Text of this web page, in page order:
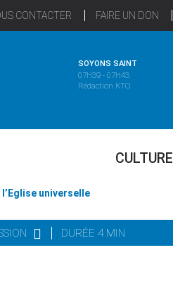
CONTACTER FAIRE UN DON
SOYONS SAINT
07H39 - 07H43
Rédaction KTO
CULTURE
l’Eglise universelle
DURÉE 4 MIN